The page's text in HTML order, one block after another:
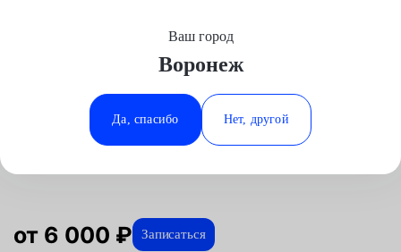
Минеральные Воды
Ростов-на-Дону
Ставрополь
Ваш город
Воронеж
Да, спасибо Нет, другой
ОтзывыАвтосервис
Замена МКПП для Toyota в
Воронеже
от 6 000 ₽ Записаться